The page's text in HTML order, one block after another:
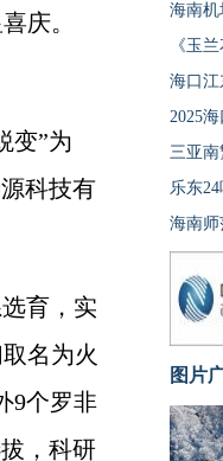
庆。
变”为
科技有
育，实
名为火
9个罗非
，科研
海南机
《玉
海口江
2025
三亚南
乐东
图片